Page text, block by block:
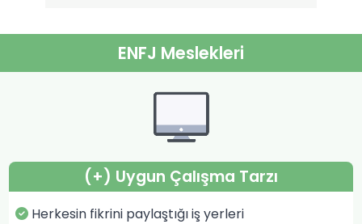
ENFJ Meslekleri
(+) Uygun Çalışma Tarzı
Herkesin fikrini paylaştığı iş yerleri